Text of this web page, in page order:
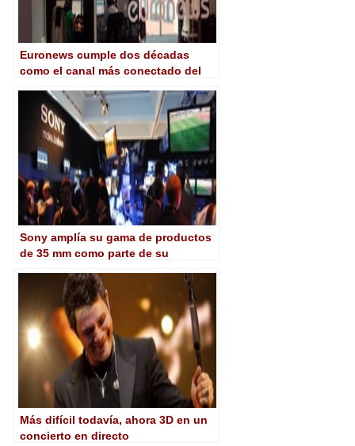
Euronews cumple dos décadas
como el canal más conectado del
Sony amplía su gama de productos
de 35 mm como parte de su
Más difícil todavía, ahora 3D en un
concierto en directo